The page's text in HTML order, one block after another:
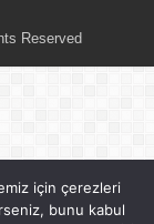
Reserved
için çerezleri
bunu kabul